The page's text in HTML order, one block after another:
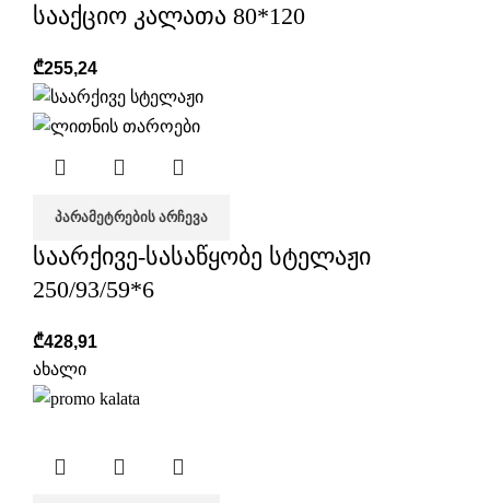
სააქციო კალათა 80*120
₾255,24
ᲞᲐᲠᲐᲛᲔᲢᲠᲔᲑᲘᲡ ᲐᲠᲩᲔᲕᲐ
საარქივე-სასაწყობე სტელაჟი
250/93/59*6
₾428,91
ახალი